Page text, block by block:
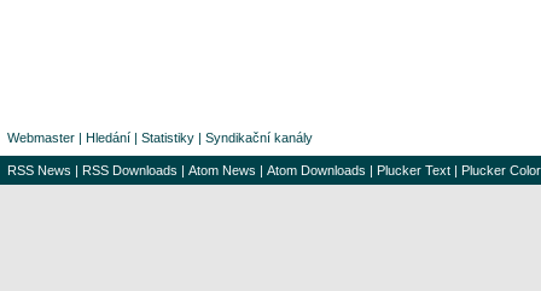
Webmaster | Hledání | Statistiky | Syndikační kanály
RSS News | RSS Downloads | Atom News | Atom Downloads | Plucker Text | Plucker Color